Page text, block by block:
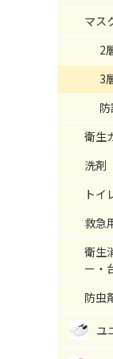
マス
2
3
衛生
洗剤
トイ
救急
衛生
ー・
防虫
ユ